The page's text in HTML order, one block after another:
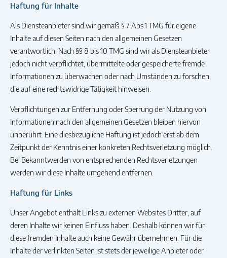
Haftung für Inhalte
Als Diensteanbieter sind wir gemäß § 7 Abs.1 TMG für eigene
Inhalte auf diesen Seiten nach den allgemeinen Gesetzen
verantwortlich. Nach §§ 8 bis 10 TMG sind wir als Diensteanbieter
jedoch nicht verpflichtet, übermittelte oder gespeicherte fremde
Informationen zu überwachen oder nach Umständen zu forschen,
die auf eine rechtswidrige Tätigkeit hinweisen.
Verpflichtungen zur Entfernung oder Sperrung der Nutzung von
Informationen nach den allgemeinen Gesetzen bleiben hiervon
unberührt. Eine diesbezügliche Haftung ist jedoch erst ab dem
Zeitpunkt der Kenntnis einer konkreten Rechtsverletzung möglich.
Bei Bekanntwerden von entsprechenden Rechtsverletzungen
werden wir diese Inhalte umgehend entfernen.
Haftung für Links
Unser Angebot enthält Links zu externen Websites Dritter, auf
deren Inhalte wir keinen Einfluss haben. Deshalb können wir für
diese fremden Inhalte auch keine Gewähr übernehmen. Für die
Inhalte der verlinkten Seiten ist stets der jeweilige Anbieter oder